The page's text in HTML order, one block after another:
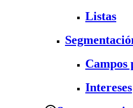
Listas
Campos
Intereses